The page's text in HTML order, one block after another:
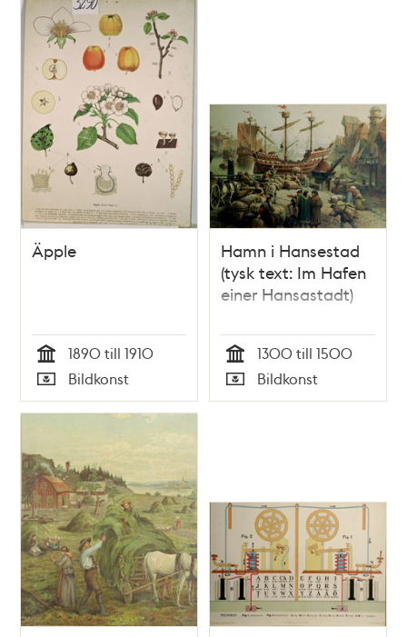
Äpple
Tid
1890 till 1910
Typ
Bildkonst
Hamn i Hansestad
(tysk text: Im Hafen
einer Hansastadt)
Tid
1300 till 1500
Typ
Bildkonst